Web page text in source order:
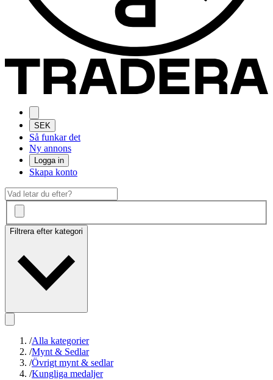
SEK
Så funkar det
Ny annons
Logga in
Skapa konto
Filtrera efter kategori
/Alla kategorier
/Mynt & Sedlar
/Övrigt mynt & sedlar
/Kungliga medaljer